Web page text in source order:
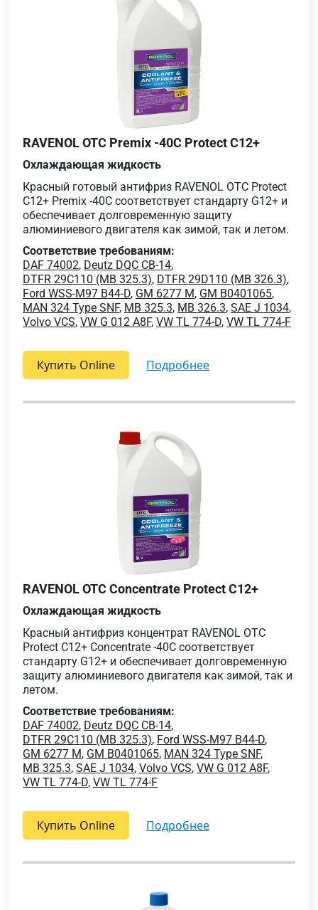
RAVENOL OTC Premix -40C Protect C12+
Охлаждающая жидкость
Красный готовый антифриз RAVENOL OTC Protect
C12+ Premix -40C соответствует стандарту G12+ и
обеспечивает долговременную защиту
алюминиевого двигателя как зимой, так и летом.
Соответствие требованиям:
DAF 74002, Deutz DQC CB-14,
DTFR 29C110 (MB 325.3), DTFR 29D110 (MB 326.3),
Ford WSS-M97 B44-D, GM 6277 M, GM B0401065,
MAN 324 Type SNF, MB 325.3, MB 326.3, SAE J 1034,
Volvo VCS, VW G 012 A8F, VW TL 774-D, VW TL 774-F
Купить Online подробнее
RAVENOL OTC Concentrate Protect C12+
Охлаждающая жидкость
Красный антифриз концентрат RAVENOL OTC
Protect C12+ Concentrate -40C соответствует
стандарту G12+ и обеспечивает долговременную
защиту алюминиевого двигателя как зимой, так и
летом.
Соответствие требованиям:
DAF 74002, Deutz DQC CB-14,
DTFR 29C110 (MB 325.3), Ford WSS-M97 B44-D,
GM 6277 M, GM B0401065, MAN 324 Type SNF,
MB 325.3, SAE J 1034, Volvo VCS, VW G 012 A8F,
VW TL 774-D, VW TL 774-F
Купить Online подробнее